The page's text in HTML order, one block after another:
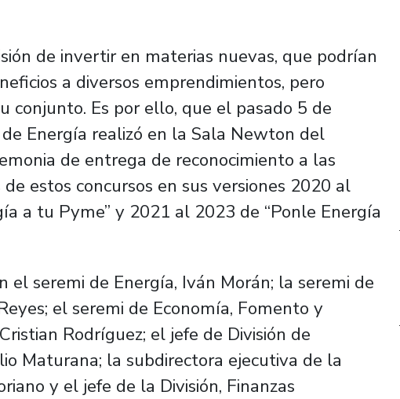
de invertir en materias nuevas, que podrían
a diversos emprendimientos, pero
conjunto. Es por ello, que el pasado 5 de
Energía realizó en la Sala Newton del
de entrega de reconocimiento a las
estos concursos en sus versiones 2020 al
a tu Pyme” y 2021 al 2023 de “Ponle Energía
el seremi de Energía, Iván Morán; la seremi de
el seremi de Economía, Fomento y
Rodríguez; el jefe de División de
Maturana; la subdirectora ejecutiva de la
y el jefe de la División, Finanzas